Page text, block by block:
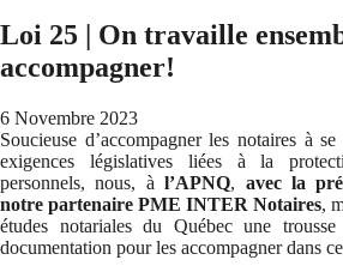
Loi 25 | On travaille
accompagner!
6 Novembre 2023
Soucieuse d’accompagner les notaires à
exigences législatives liées à la
personnels, nous, àl’APNQ, avec la
notre partenaire PME INTER Notaires,
études notariales du Québec une
documentation pour les accompagner dans